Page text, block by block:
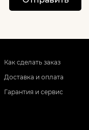
Как сделать заказ
Доставка и оплата
Гарантия и сервис